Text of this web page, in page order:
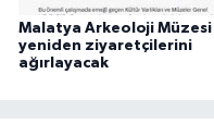
Malatya Arkeoloji Müzesi
yeniden ziyaretçilerini
ağırlayacak